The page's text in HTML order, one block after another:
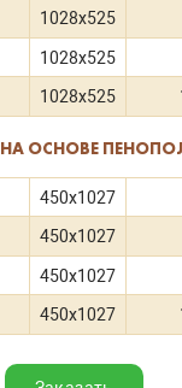
1028x525
1028x525
1028x525
НА ОСНОВЕ
450x1027
450x1027
450x1027
450x1027